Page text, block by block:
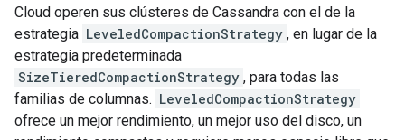
Cloud operen sus clústeres de Cassandra con el de la
estrategia LeveledCompactionStrategy , en lugar de la
estrategia predeterminada
SizeTieredCompactionStrategy , para todas las
familias de columnas. LeveledCompactionStrategy
ofrece un mejor rendimiento, un mejor uso del disco, un